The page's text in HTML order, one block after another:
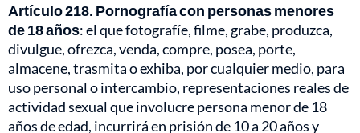
Artículo 218. Pornografía con personas menores
de 18 años: el que fotografíe, filme, grabe, produzca,
divulgue, ofrezca, venda, compre, posea, porte,
almacene, trasmita o exhiba, por cualquier medio, para
uso personal o intercambio, representaciones reales de
actividad sexual que involucre persona menor de 18
años de edad, incurrirá en prisión de 10 a 20 años y